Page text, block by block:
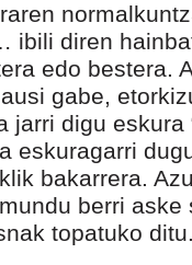
ibili diren
edo bestera.
gabe,
digu eskura
eskuragarri
bakarrera.
berri aske
topatuko